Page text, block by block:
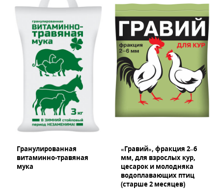
Гранулированная
витаминно-травяная
мука
«Гравий», фракция 2–6
мм, для взрослых кур,
цесарок и молодняка
водоплавающих птиц
(старше 2 месяцев)